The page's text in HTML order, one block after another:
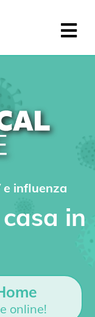
e influenza
in
online!